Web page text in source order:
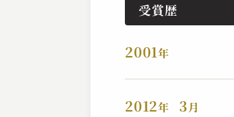
桂 やまと
受賞歴
2001年
2012年 3月